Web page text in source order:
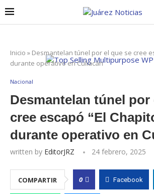
Inicio » Desmantelan túnel por el que se cree
durante operativo en Culiacán
Nacional
Desmantelan túnel por
cree escapó “El
durante operativo en
written by EditorJRZ 24 febrero, 2025
COMPARTIR 0 Facebook